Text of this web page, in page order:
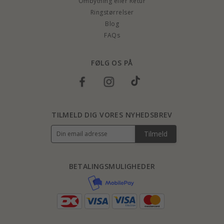
Ringstørrelser
Blog
FAQs
FØLG OS PÅ
BETALINGSMULIGHEDER
TILMELD DIG VORES NYHEDSBREV
Tilmeld